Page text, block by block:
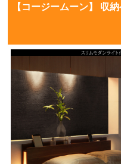
【コージームーン】 収